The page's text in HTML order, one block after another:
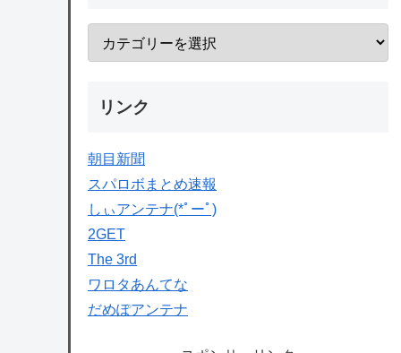
リンク
朝目新聞
スパロボまとめ速報
しぃアンテナ(*ﾟーﾟ)
2GET
The 3rd
ワロタあんてな
だめぽアンテナ